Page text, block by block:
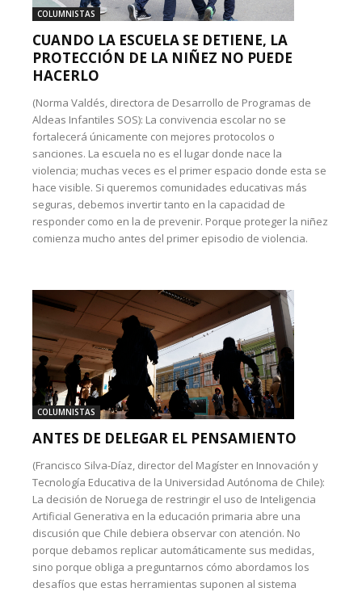
COLUMNISTAS
CUANDO LA ESCUELA SE DETIENE, LA
PROTECCIÓN DE LA NIÑEZ NO PUEDE
HACERLO
(Norma Valdés, directora de Desarrollo de Programas de
Aldeas Infantiles SOS): La convivencia escolar no se
fortalecerá únicamente con mejores protocolos o
sanciones. La escuela no es el lugar donde nace la
violencia; muchas veces es el primer espacio donde esta se
hace visible. Si queremos comunidades educativas más
seguras, debemos invertir tanto en la capacidad de
responder como en la de prevenir. Porque proteger la niñez
comienza mucho antes del primer episodio de violencia.
COLUMNISTAS
ANTES DE DELEGAR EL PENSAMIENTO
(Francisco Silva-Díaz, director del Magíster en Innovación y
Tecnología Educativa de la Universidad Autónoma de Chile):
La decisión de Noruega de restringir el uso de Inteligencia
Artificial Generativa en la educación primaria abre una
discusión que Chile debiera observar con atención. No
porque debamos replicar automáticamente sus medidas,
sino porque obliga a preguntarnos cómo abordamos los
desafíos que estas herramientas suponen al sistema